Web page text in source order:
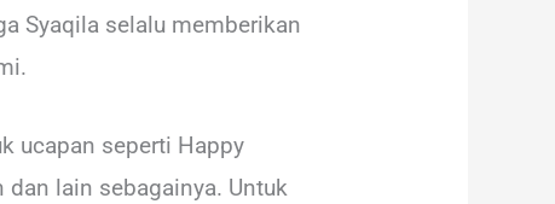
Syaqila selalu memberikan
ucapan seperti Happy
dan lain sebagainya. Untuk